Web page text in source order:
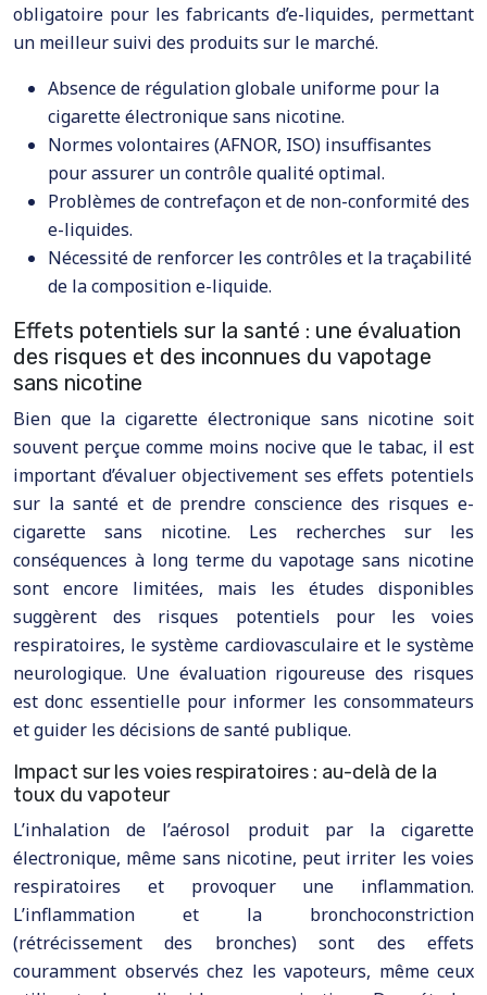
obligatoire pour les fabricants d’e-liquides, permettant
un meilleur suivi des produits sur le marché.
Absence de régulation globale uniforme pour la
cigarette électronique sans nicotine.
Normes volontaires (AFNOR, ISO) insuffisantes
pour assurer un contrôle qualité optimal.
Problèmes de contrefaçon et de non-conformité des
e-liquides.
Nécessité de renforcer les contrôles et la traçabilité
de la composition e-liquide.
Effets potentiels sur la santé : une évaluation
des risques et des inconnues du vapotage
sans nicotine
Bien que la cigarette électronique sans nicotine soit
souvent perçue comme moins nocive que le tabac, il est
important d’évaluer objectivement ses effets potentiels
sur la santé et de prendre conscience des risques e-
cigarette sans nicotine. Les recherches sur les
conséquences à long terme du vapotage sans nicotine
sont encore limitées, mais les études disponibles
suggèrent des risques potentiels pour les voies
respiratoires, le système cardiovasculaire et le système
neurologique. Une évaluation rigoureuse des risques
est donc essentielle pour informer les consommateurs
et guider les décisions de santé publique.
Impact sur les voies respiratoires : au-delà de la
toux du vapoteur
L’inhalation de l’aérosol produit par la cigarette
électronique, même sans nicotine, peut irriter les voies
respiratoires et provoquer une inflammation.
L’inflammation et la bronchoconstriction
(rétrécissement des bronches) sont des effets
couramment observés chez les vapoteurs, même ceux